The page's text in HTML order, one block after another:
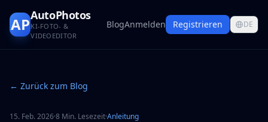
APAutoPhotos
KI-FOTO- &
VIDEOEDITOR
BlogAnmelden Registrieren DE
← Zurück zum Blog
15. Feb. 2026·8 Min. Lesezeit·Anleitung